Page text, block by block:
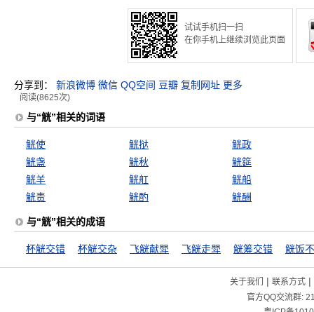
试试手机扫一扫
在你手机上继续浏览此页面
分享到： 新浪微博 微信 QQ空间 豆瓣 复制网址 更多
阅读(8625次)
与“觥”相关的词语
觥使 觥挞
觥政
觥盏
觥秋
觥筵
觥羊
觥舡
觥船
觥责
觥酌 觥酬
与“觥”相关的成语
杯觥交错 杯觥交杂 飞觥献斝 飞觥走斝 觥筹交错
关于我们 | 联系方式|
官方QQ交流群: